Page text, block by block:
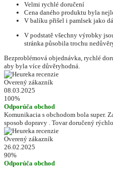
Velmi rychlé doručení
Cena daného produktu byla
V balíku přišel i pamlsek jako
V podstatě všechny výrobky
stránka působila trochu
Bezproblémová objednávka, rychlé
aby byla více důvěryhodná.
Overený zákazník
08.03.2025
100%
Odporúča obchod
Komunikacia s obchodom bola super.
sposob dopravy . Tovar doručený
Overený zákazník
26.02.2025
90%
Odporúča obchod